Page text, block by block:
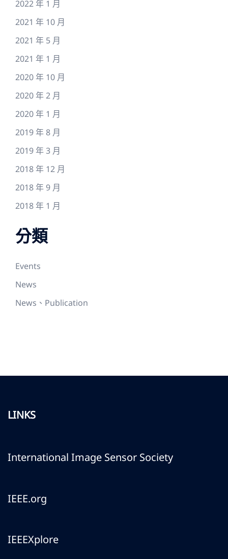
2022 年 1 月
2021 年 10 月
2021 年 5 月
2021 年 1 月
2020 年 10 月
2020 年 2 月
2020 年 1 月
2019 年 8 月
2019 年 3 月
2018 年 12 月
2018 年 9 月
2018 年 1 月
分類
Events
News
News、Publication
LINKS
International Image Sensor Society
IEEE.org
IEEEXplore